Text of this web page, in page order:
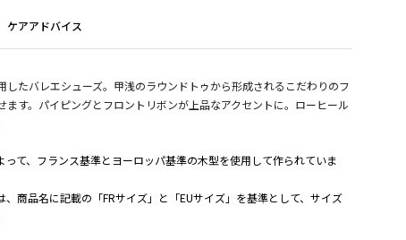
ケアアドバイス
したバレエシューズ。甲浅のラウンドトゥから形成されるこだわりのフ
ます。パイピングとフロントリボンが上品なアクセントに。ローヒール
て、フランス基準とヨーロッパ基準の木型を使用して作られていま
、商品名に記載の「FRサイズ」と「EUサイズ」を基準として、サイズ